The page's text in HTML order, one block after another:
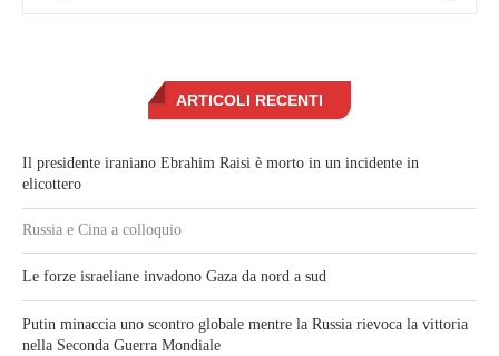
ARTICOLI RECENTI
Il presidente iraniano Ebrahim Raisi è morto in un incidente in
elicottero
Russia e Cina a colloquio
Le forze israeliane invadono Gaza da nord a sud
Putin minaccia uno scontro globale mentre la Russia rievoca la vittoria
nella Seconda Guerra Mondiale